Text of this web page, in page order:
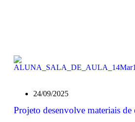
24/09/2025
Projeto desenvolve materiais